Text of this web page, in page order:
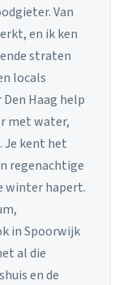
Van
en ik ken
straten
locals
Haag help
met water,
Je kent het
regenachtige
winter hapert.
in Spoorwijk
al die
en de